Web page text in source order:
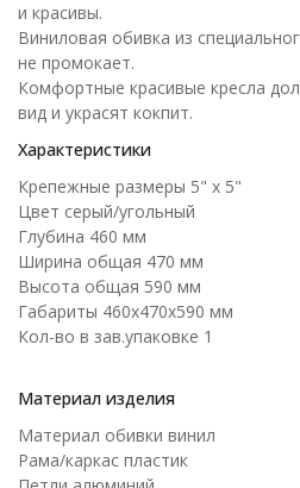
и красивы.
Виниловая обивка из
не промокает.
Комфортные красивые кресла
вид и украсят кокпит.
Характеристики
Крепежные размеры 5" х 5"
Цвет серый/угольный
Глубина 460 мм
Ширина общая 470 мм
Высота общая 590 мм
Габариты 460х470х590 мм
Кол-во в зав.упаковке 1
Материал изделия
Материал обивки винил
Рама/каркас пластик